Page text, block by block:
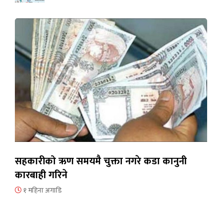
सहकारीको ऋण समयमै चुक्ता नगरे कडा कानुनी
कारबाही गरिने
१ महिना अगाडि